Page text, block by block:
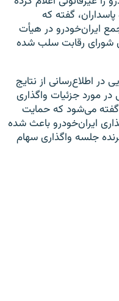
گفته که
ایران‌خودرو در هیأت
شورای رقابت سلب شده
اطلاع‌رسانی از نتایج
مورد جزئیات واگذاری
گفته می‌شود که حمایت
ایران‌خودرو باعث شده
جلسه واگذاری سهام